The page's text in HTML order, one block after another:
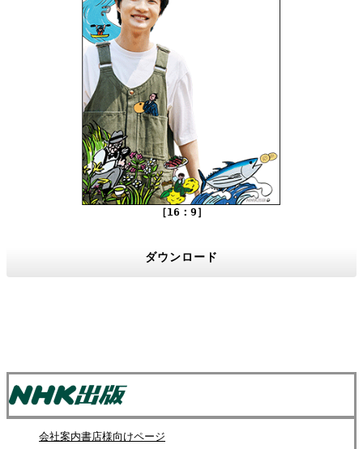
［16：9］
ダウンロード
会社案内書店様向けページ